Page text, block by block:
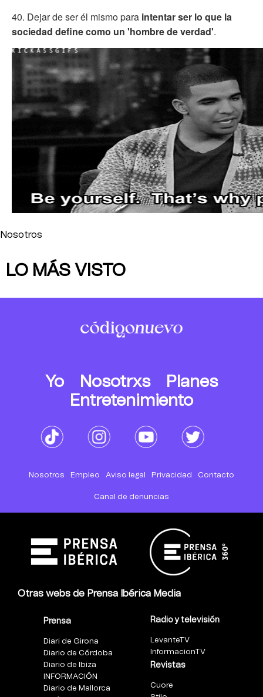
40. Dejar de ser él mismo para intentar ser lo que la
sociedad define como un 'hombre de verdad'.
Nosotros
LO MÁS VISTO
Yo Nosotrxs
Planes
Entretenimiento
Nosotros Empleo Aviso legal Privacidad Contacto
Canal de denuncias
Otras webs de Prensa Ibérica Media
Prensa
Diari de Girona
Diario de Córdoba
Diario de Ibiza
INFORMACIÓN
Diario de Mallorca
Radio y televisión
LevanteTV
InformacionTV
Revistas
Cuore